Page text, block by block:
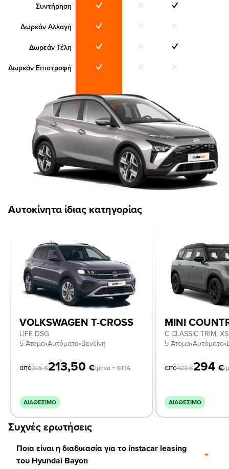
Συντήρηση
Δωρεάν Αλλαγή
Δωρεάν Τέλη
Δωρεάν Επιστροφή
Αυτοκίνητα ίδιας κατηγορίας
VOLKSWAGEN T-CROSS
LIFE DSG
5 Άτομα•Αυτόματο•Βενζίνη
από305€213,50 €/μήνα + ΦΠΑ
ΔΙΑΘΈΣΙΜΟ
MINI
5 Άτομα•Αυτόματο•
από420€294 €/
ΔΙΑΘΈΣΙΜΟ
Συχνές ερωτήσεις
Ποια είναι η διαδικασία για το instacar leasing
του Hyundai Bayon